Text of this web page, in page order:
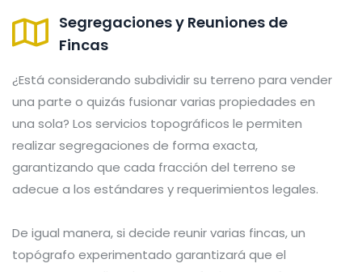
Segregaciones y Reuniones de
Fincas
¿Está considerando subdividir su terreno para vender
una parte o quizás fusionar varias propiedades en
una sola? Los servicios topográficos le permiten
realizar segregaciones de forma exacta,
garantizando que cada fracción del terreno se
adecue a los estándares y requerimientos legales.
De igual manera, si decide reunir varias fincas, un
topógrafo experimentado garantizará que el